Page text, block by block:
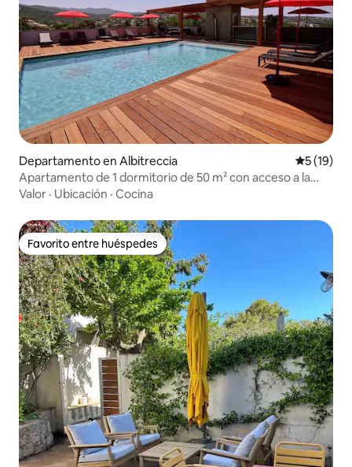
Departamento en Albitreccia
5 (19)
Apartamento de 1 dormitorio de 50 m² con acceso a la
piscina
Valor · Ubicación · Cocina
Favorito entre huéspedes
Favorito entre huéspedes